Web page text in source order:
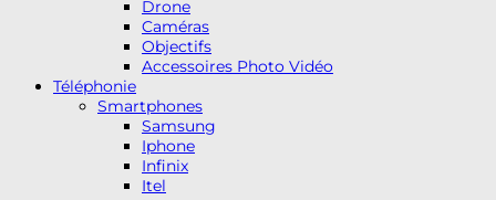
Drone
Caméras
Objectifs
Accessoires Photo Vidéo
Téléphonie
Smartphones
Samsung
Iphone
Infinix
Itel